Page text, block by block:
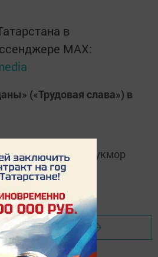
в
MАХ:
(«Трудовая слава») в
Telegram-канал
«Кукмор
новости